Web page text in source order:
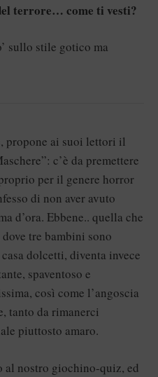
terrore… come ti vesti?
sullo stile gotico ma
propone ai suoi lettori il
c’è da premettere
per il genere horror
di non aver avuto
d’ora. Ebbene.. quella che
tre bambini sono
dolcetti, diventa invece
spaventoso e
così come l’angoscia
tanto da rimanerci
piuttosto amaro.
al nostro giochino-quiz, ed